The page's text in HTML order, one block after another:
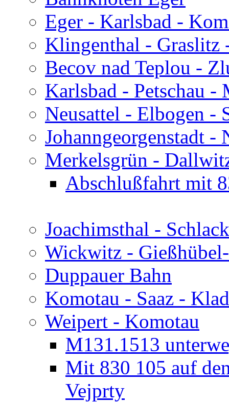
Eger - Karlsbad -
Klingenthal - Graslitz
Becov nad Teplou -
Karlsbad - Petschau -
Neusattel - Elbogen -
Johanngeorgenstadt -
Merkelsgrün -
Abschlußfahrt mit
Joachimsthal -
Wickwitz -
Duppauer Bahn
Komotau - Saaz -
Weipert - Komotau
M131.1513
Mit 830 105 auf
Vejprty